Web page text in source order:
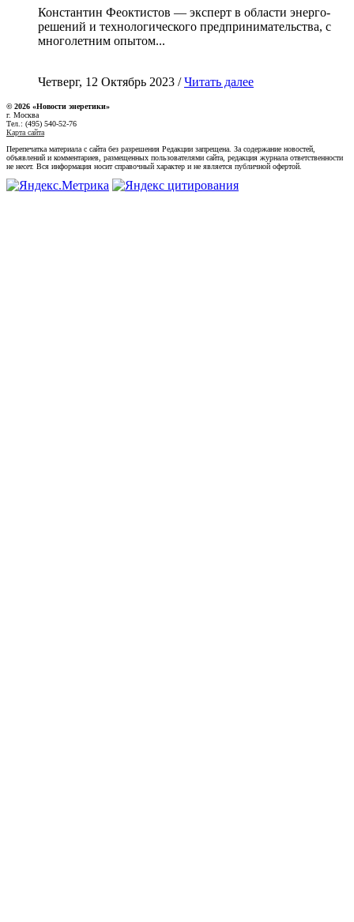
Константин Феоктистов — эксперт в области энерго-
решений и технологического предпринимательства, с
многолетним опытом...
Четверг, 12 Октябрь 2023 /Читать далее
© 2026 «Новости энеретики»
г. Москва
Тел.: (495) 540-52-76
Карта сайта
Перепечатка материала с сайта без разрешения Редакции запрещена. За содержание новостей,
объявлений и комментариев, размещенных пользователями сайта, редакция журнала ответственности
не несет. Вся информация носит справочный характер и не является публичной офертой.